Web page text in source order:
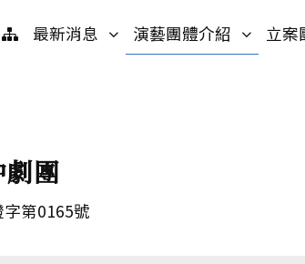
口網站
網站導覽
最新消息 (按鍵盤[下]，向下展開次選
演藝團體介紹 (按鍵盤[
立案
團
第0165號